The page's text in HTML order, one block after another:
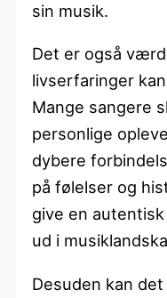
sin musik.
Det er også
livserfaringer
Mange sangere
personlige
dybere
på følelser og
give en
ud i
Desuden kan